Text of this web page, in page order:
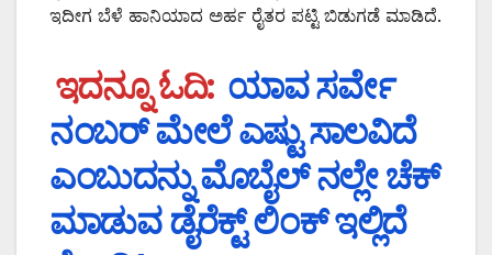
ಇದೀಗ ಬೆಳೆ ಹಾನಿಯಾದ ಅರ್ಹ ರೈತರ ಪಟ್ಟಿ ಬಿಡುಗಡೆ ಮಾಡಿದೆ.
ಇದನ್ನೂ ಓದಿ: ಯಾವ ಸರ್ವೇ
ನಂಬರ್ ಮೇಲೆ ಎಷ್ಟು ಸಾಲವಿದೆ
ಎಂಬುದನ್ನು ಮೊಬೈಲ್ ನಲ್ಲೇ ಚೆಕ್
ಮಾಡುವ ಡೈರೆಕ್ಟ್ ಲಿಂಕ್ ಇಲ್ಲಿದೆ